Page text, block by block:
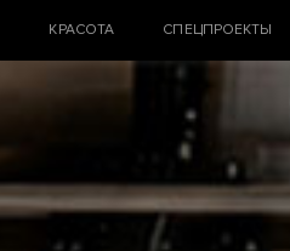
КРАСОТА СПЕЦПРОЕКТЫ